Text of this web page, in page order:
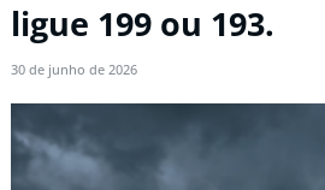
ligue 199 ou 193.
30 de junho de 2026